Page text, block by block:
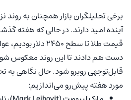
برخی تحلیلگران بازار همچنان به
آینده امید دارند. در حالی که هفته
قیمت طلا تا سطح
دست هم دادند تا این روند معکوس
قابل‌توجهی روبرو شود. حال نگاهی به
مورد هفته پیش‌رو می‌اندازیم: